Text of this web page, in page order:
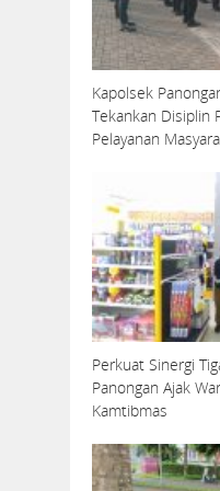
Kapolsek
Tekankan Disiplin
Pelayanan
Perkuat Sinergi
Panongan Ajak
Kamtibmas